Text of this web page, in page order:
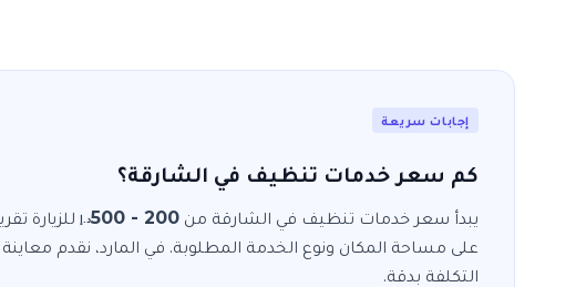
إجابات سريعة
كم سعر خدمات تنظيف في الشارقة؟
يبدأ سعر خدمات تنظيف في الشارقة من 200 - 500 د.إ للزيارة
على مساحة المكان ونوع الخدمة المطلوبة. في المارد، نقدم
التكلفة بدقة.